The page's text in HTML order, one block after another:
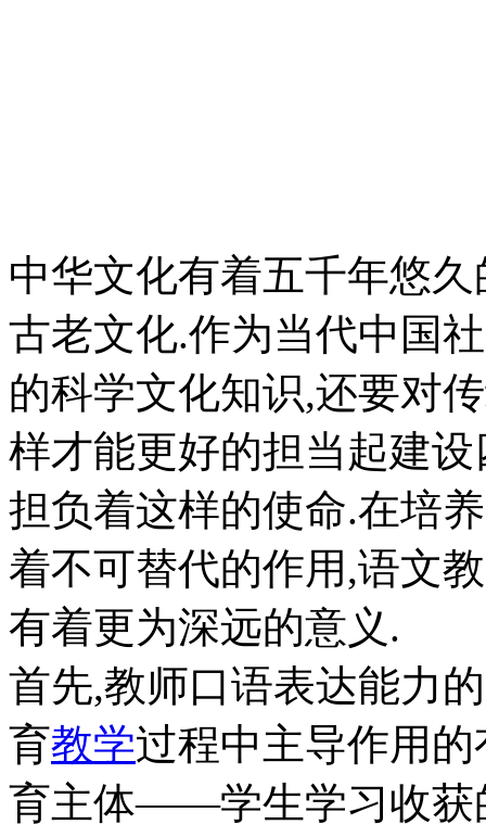
中华文化有着五千年悠
古老文化.作为当代中国
的科学文化知识,还要对
样才能更好的担当起建
担负着这样的使命.在培
着不可替代的作用,语文
有着更为深远的意义.
首先,教师口语表达能力
育教学过程中主导作用
育主体——学生学习收获